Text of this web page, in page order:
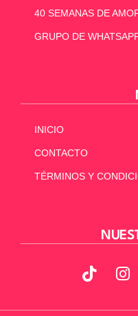
40 SEMANAS DE
GRUPO DE
INICIO
CONTACTO
TÉRMINOS Y